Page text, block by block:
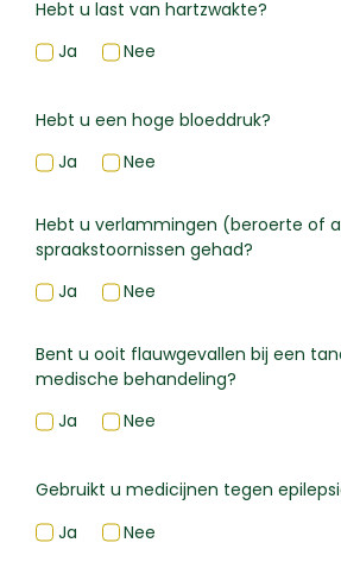
Hebt u last van hartzwakte?
Ja
Nee
Hebt u een hoge bloeddruk?
Ja
Nee
Hebt u verlammingen (beroerte of
spraakstoornissen gehad?
Ja
Nee
Bent u ooit flauwgevallen bij een
medische behandeling?
Ja
Nee
Gebruikt u medicijnen tegen
Ja
Nee